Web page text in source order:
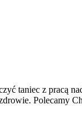
taniec z